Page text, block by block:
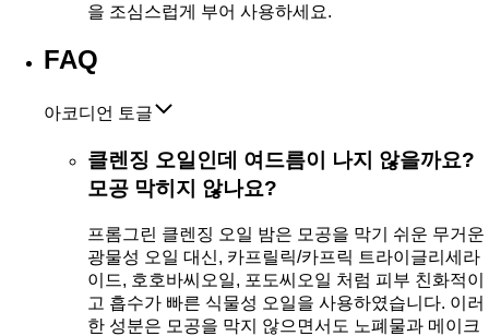
을 조심스럽게 부어 사용하세요.
FAQ
아코디언 토글
클렌징 오일인데 여드름이 나지 않을까요?
모공 막히지 않나요?
프롬그린 클렌징 오일 밤은 모공을 막기 쉬운 무거운
광물성 오일 대신, 카프릴릭/카프릭 트라이글리세라
이드, 호호바씨오일, 포도씨오일 처럼 피부 친화적이
고 흡수가 빠른 식물성 오일을 사용하였습니다. 이러
한 성분은 모공을 막지 않으면서도 노폐물과 메이크